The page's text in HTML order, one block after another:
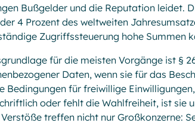
Bußgelder und die Reputation leidet.
4 Prozent des weltweiten
Zugriffssteuerung hohe Summen
für die meisten Vorgänge ist §
Daten, wenn sie für das
Bedingungen für freiwillige
oder fehlt die Wahlfreiheit, ist sie
treffen nicht nur Großkonzerne: